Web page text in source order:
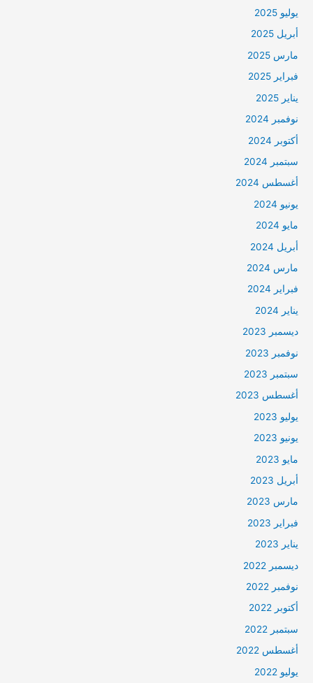
يوليو 2025
أبريل 2025
مارس 2025
فبراير 2025
يناير 2025
نوفمبر 2024
أكتوبر 2024
سبتمبر 2024
أغسطس 2024
يونيو 2024
مايو 2024
أبريل 2024
مارس 2024
فبراير 2024
يناير 2024
ديسمبر 2023
نوفمبر 2023
سبتمبر 2023
أغسطس 2023
يوليو 2023
يونيو 2023
مايو 2023
أبريل 2023
مارس 2023
فبراير 2023
يناير 2023
ديسمبر 2022
نوفمبر 2022
أكتوبر 2022
سبتمبر 2022
أغسطس 2022
يوليو 2022